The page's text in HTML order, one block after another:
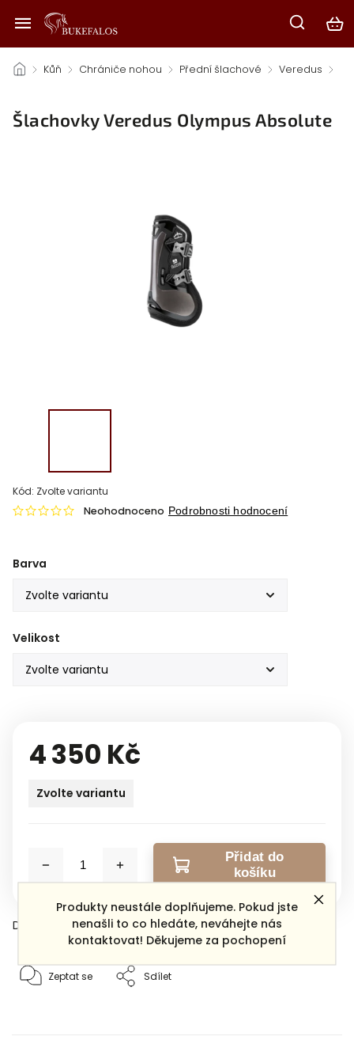
Produkty neustále doplňujeme. Pokud jste
nenašli to co hledáte, neváhejte nás
kontaktovat! Děkujeme za pochopení
/ Kůň / Chrániče nohou / Přední šlachové / Veredus /
Šlachovky Veredus Olympus Absolute
Kód: Zvolte variantu
Neohodnoceno Podrobnosti hodnocení
Barva
Velikost
4 350 Kč
Zvolte variantu
Přidat do
košíku
Detailní informace
Zeptat se Sdílet